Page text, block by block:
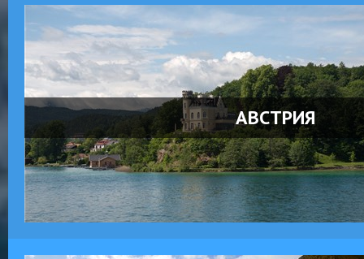
АВСТРИЯ